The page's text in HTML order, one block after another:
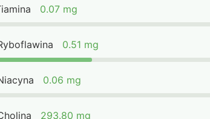
0.07 mg
0.51 mg
0.06 mg
293.80 mg